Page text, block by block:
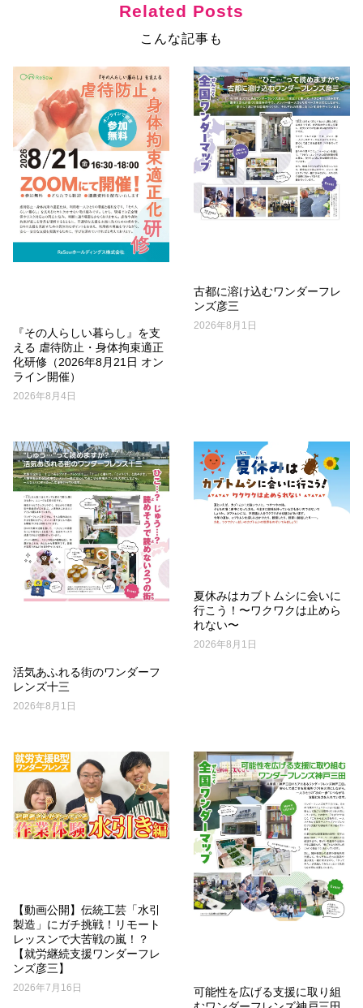
Related Posts
こんな記事も
『その人らしい暮らし』を支
える 虐待防止・身体拘束適正
化研修（2026年8月21日 オン
ライン開催）
2026年8月4日
古都に溶け込むワンダーフレ
ンズ彦三
2026年8月1日
活気あふれる街のワンダーフ
レンズ十三
2026年8月1日
夏休みはカブトムシに会いに
行こう！〜ワクワクは止めら
れない〜
2026年8月1日
【動画公開】伝統工芸「水引
製造」にガチ挑戦！リモート
レッスンで大苦戦の嵐！？
【就労継続支援ワンダーフレ
ンズ彦三】
2026年7月16日
可能性を広げる支援に取り組